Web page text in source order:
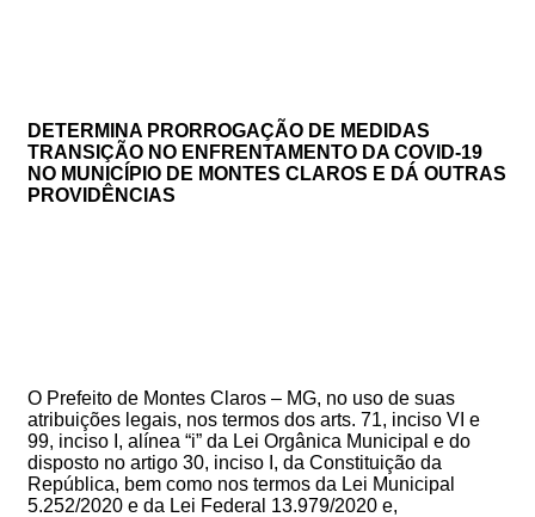
DETERMINA PRORROGAÇÃO DE MEDIDAS
TRANSIÇÃO NO ENFRENTAMENTO DA COVID-19
NO MUNICÍPIO DE MONTES CLAROS E DÁ OUTRAS
PROVIDÊNCIAS
O Prefeito de Montes Claros – MG, no uso de suas
atribuições legais, nos termos dos arts. 71, inciso VI e
99, inciso I, alínea “i” da Lei Orgânica Municipal e do
disposto no artigo 30, inciso I, da Constituição da
República, bem como nos termos da Lei Municipal
5.252/2020 e da Lei Federal 13.979/2020 e,